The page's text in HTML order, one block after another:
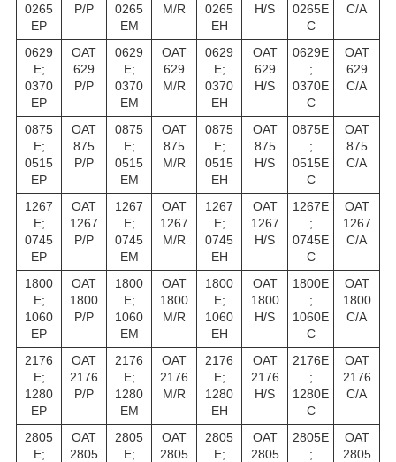
0265
EP
P/P
0265
EM
M/R
0265
EH
H/S
0265E
C
C/A
0629
E;
0370
EP
OAT
629
P/P
0629
E;
0370
EM
OAT
629
M/R
0629
E;
0370
EH
OAT
629
H/S
0629E
;
0370E
C
OAT
629
C/A
0875
E;
0515
EP
OAT
875
P/P
0875
E;
0515
EM
OAT
875
M/R
0875
E;
0515
EH
OAT
875
H/S
0875E
;
0515E
C
OAT
875
C/A
1267
E;
0745
EP
OAT
1267
P/P
1267
E;
0745
EM
OAT
1267
M/R
1267
E;
0745
EH
OAT
1267
H/S
1267E
;
0745E
C
OAT
1267
C/A
1800
E;
1060
EP
OAT
1800
P/P
1800
E;
1060
EM
OAT
1800
M/R
1800
E;
1060
EH
OAT
1800
H/S
1800E
;
1060E
C
OAT
1800
C/A
2176
E;
1280
EP
OAT
2176
P/P
2176
E;
1280
EM
OAT
2176
M/R
2176
E;
1280
EH
OAT
2176
H/S
2176E
;
1280E
C
OAT
2176
C/A
2805
E;
OAT
2805
2805
E;
OAT
2805
2805
E;
OAT
2805
2805E
;
OAT
2805